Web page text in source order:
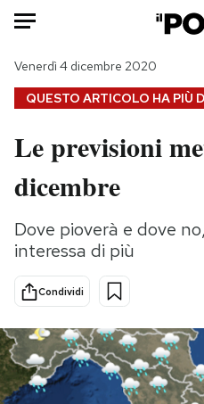
HOME
Italia
Politica
Tecnologia
Internet
Scienza
Cultura
Economia
Sport
QUESTO ARTICOLO HA PIÙ
Venerdì 4 dicembre 2020
Le previsioni
dicembre
Dove pioverà e dove
interessa di più
Condividi